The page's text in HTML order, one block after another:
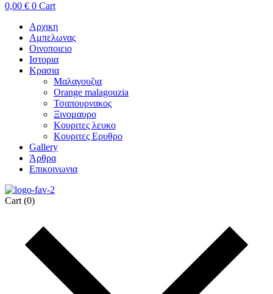
0,00 € 0 Cart
Αρχικη
Αμπελωνας
Οινοποιειο
Ιστορια
Κρασια
Μαλαγουζια
Orange malagouzia
Τσαπουρνακος
Ξινομαυρο
Κουριτες λευκο
Κουριτες Ερυθρο
Gallery
Άρθρα
Επικοινωνια
Cart (0)